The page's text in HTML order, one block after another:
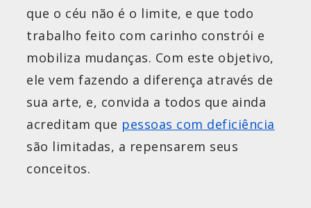
que o céu não é o limite, e que todo
trabalho feito com carinho constrói e
mobiliza mudanças. Com este objetivo,
ele vem fazendo a diferença através de
sua arte, e, convida a todos que ainda
acreditam que pessoas com deficiência
são limitadas, a repensarem seus
conceitos.